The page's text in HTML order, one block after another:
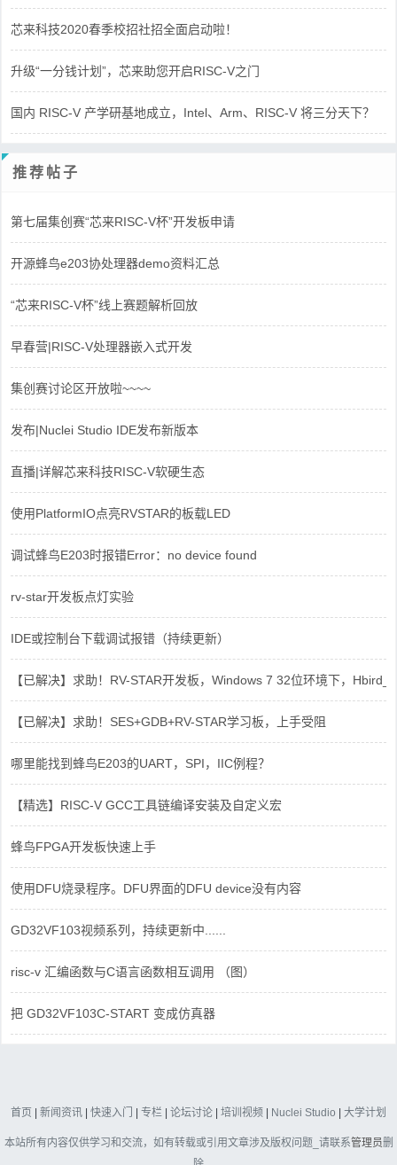
芯来科技2020春季校招社招全面启动啦！
升级“一分钱计划”，芯来助您开启RISC-V之门
国内 RISC-V 产学研基地成立，Intel、Arm、RISC-V 将三分天下？
推荐帖子
第七届集创赛“芯来RISC-V杯”开发板申请
开源蜂鸟e203协处理器demo资料汇总
“芯来RISC-V杯”线上赛题解析回放
早春营|RISC-V处理器嵌入式开发
集创赛讨论区开放啦~~~~
发布|Nuclei Studio IDE发布新版本
直播|详解芯来科技RISC-V软硬生态
使用PlatformIO点亮RVSTAR的板载LED
调试蜂鸟E203时报错Error：no device found
rv-star开发板点灯实验
IDE或控制台下载调试报错（持续更新）
【已解决】求助！RV-STAR开发板，Windows 7 32位环境下，
【已解决】求助！SES+GDB+RV-STAR学习板，上手受阻
哪里能找到蜂鸟E203的UART，SPI，IIC例程？
【精选】RISC-V GCC工具链编译安装及自定义宏
蜂鸟FPGA开发板快速上手
使用DFU烧录程序。DFU界面的DFU device没有内容
GD32VF103视频系列，持续更新中......
risc-v 汇编函数与C语言函数相互调用 （图）
把 GD32VF103C-START 变成仿真器
首页 | 新闻资讯 | 快速入门 | 专栏 | 论坛讨论 | 培训视频 | Nuclei Studio | 大学计划
本站所有内容仅供学习和交流，如有转载或引用文章涉及版权问题_请联系管理员删